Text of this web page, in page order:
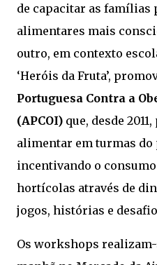
de capacitar as famílias
alimentares mais
outro, em contexto
‘Heróis da Fruta’,
Portuguesa Contra a
(APCOI) que, desde
alimentar em turmas do
incentivando o
hortícolas através de
jogos, histórias e
Os workshops realizam-